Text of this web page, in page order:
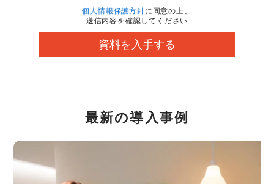
個人情報保護方針に同意の上、
送信内容を確認してください
資料を入手する
最新の導入事例